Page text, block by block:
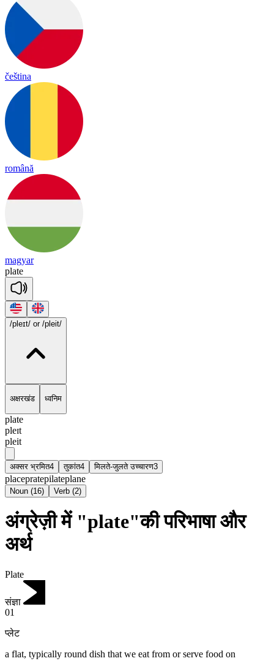
čeština
română
magyar
plate
/pleɪt/ or /pleit/
अक्षरखंड ध्वनिम
plate
pleɪt
pleit
अक्सर भ्रमित4 तुकांत4 मिलते-जुलते उच्चारण3
placepratepilateplane
Noun (16) Verb (2)
अंग्रेज़ी में "plate"की परिभाषा और
अर्थ
Plate
संज्ञा
01
प्लेट
a flat, typically round dish that we eat from or serve food on